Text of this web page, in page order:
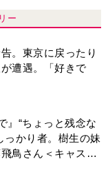
ー
。東京に戻ったり
遭遇。「好きで
』“ちょっと残念な
っかり者。樹生の妹
鳥さん＜キャスト